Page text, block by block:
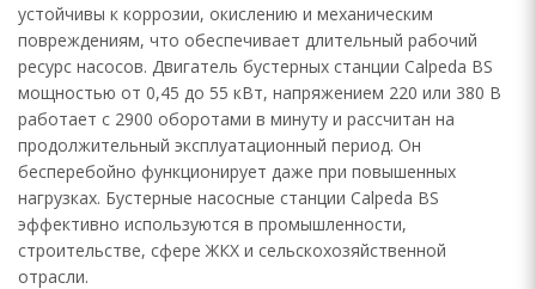
устойчивы к коррозии, окислению и механическим
повреждениям, что обеспечивает длительный рабочий
ресурс насосов. Двигатель бустерных станции Calpeda BS
мощностью от 0,45 до 55 кВт, напряжением 220 или 380 В
работает с 2900 оборотами в минуту и рассчитан на
продолжительный эксплуатационный период. Он
бесперебойно функционирует даже при повышенных
нагрузках. Бустерные насосные станции Calpeda BS
эффективно используются в промышленности,
строительстве, сфере ЖКХ и сельскохозяйственной
отрасли.